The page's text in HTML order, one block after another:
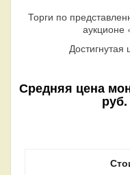
Торги по
аукционе
Достигнутая
Средняя цена